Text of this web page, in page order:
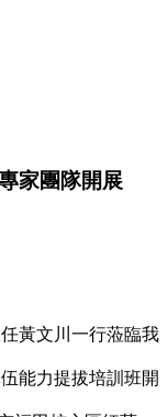
家團隊開展
黃文川一行蒞臨我
能力提拔培訓班開